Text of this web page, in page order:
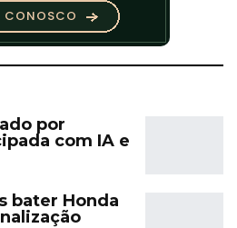
por
com IA e
bater Honda